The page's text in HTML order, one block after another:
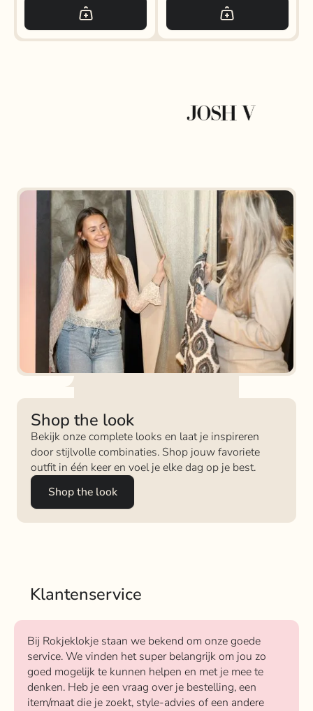
Shop the look
Bekijk onze complete looks en laat je inspireren
door stijlvolle combinaties. Shop jouw favoriete
outfit in één keer en voel je elke dag op je best.
Shop the look
Klantenservice
Bij Rokjeklokje staan we bekend om onze goede
service. We vinden het super belangrijk om jou zo
goed mogelijk te kunnen helpen en met je mee te
denken. Heb je een vraag over je bestelling, een
item/maat die je zoekt, style-advies of een andere